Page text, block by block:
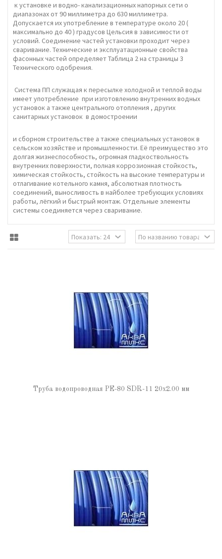
к установке и водно- канализационных напорных сети о
диапазонах от 90 миллиметра до 630 миллиметра.
Допускается их употребление в температуре около 20 (
максимально до 40 ) градусов Цельсия в зависимости от
условий. Соединение частей установки проходит через
сваривание. Технические и эксплуатационные свойства
фасонных частей определяет Таблица 2 на страницы 3
Технического одобрения.
Система ПП служащая к пересылке холодной и теплой воды
имеет употребление при изготовлению внутренних водных
установок а также центрального отопления , других
санитарных установок в домостроении
и сборном строительстве а также специальных установок в
сельском хозяйстве и промышленности. Её преимущество это
долгая жизнеспособность, огромная гладкоствольность
внутренних поверхности, полная коррозионная стойкость,
химическая стойкость, стойкость на высокие температуры и
отлагивание котельного камня, абсолютная плотность
соединений, выносливость в найболее требующих условиях
работы, лёгкий и быстрый монтаж. Отдельные элементы
системы соединяется через сваривание.
Труба водопроводная РЕ-80 SDR-11 20х2.00 мм